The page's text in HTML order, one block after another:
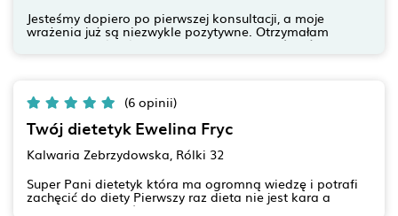
Jesteśmy dopiero po pierwszej konsultacji, a moje
wrażenia już są niezwykle pozytywne. Otrzymałam
bardzo dużo konkretnych informacji i wyjaśnień
naprawdę wysłuchana i zaopiekowana. Od razu można
zauważyć ogromną wiedzę, profesjonalizm oraz
indywidualne podejście. Nie miałam poczucia, że jestem
po prostu jedną z wielu osób – wręcz przeciwnie, czułam
szczere zaangażowanie i chęć dopasowania dalszego
działania właśnie do mnie, mojego zdrowia,
samopoczucia, potrzeb i dotychczasowych doświadczeń.
Konsultacja przebiegła w bardzo przyjaznej atmosferze,
bez oceniania i narzucania nierealnych rozwiązań. Przed
(6 opinii)
Twój dietetyk Ewelina Fryc
Kalwaria Zebrzydowska, Rólki 32
Super Pani dietetyk która ma ogromną wiedzę i potrafi
zachęcić do diety Pierwszy raz dieta nie jest kara a
powodem do spróbowania nowych potraw. Teraz na